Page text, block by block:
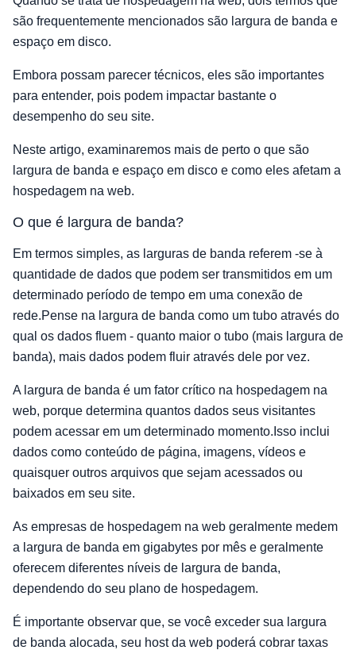
são frequentemente mencionados são largura de banda e
espaço em disco.
Embora possam parecer técnicos, eles são importantes
para entender, pois podem impactar bastante o
desempenho do seu site.
Neste artigo, examinaremos mais de perto o que são
largura de banda e espaço em disco e como eles afetam a
hospedagem na web.
O que é largura de banda?
Em termos simples, as larguras de banda referem -se à
quantidade de dados que podem ser transmitidos em um
determinado período de tempo em uma conexão de
rede.Pense na largura de banda como um tubo através do
qual os dados fluem - quanto maior o tubo (mais largura de
banda), mais dados podem fluir através dele por vez.
A largura de banda é um fator crítico na hospedagem na
web, porque determina quantos dados seus visitantes
podem acessar em um determinado momento.Isso inclui
dados como conteúdo de página, imagens, vídeos e
quaisquer outros arquivos que sejam acessados ou
baixados em seu site.
As empresas de hospedagem na web geralmente medem
a largura de banda em gigabytes por mês e geralmente
oferecem diferentes níveis de largura de banda,
dependendo do seu plano de hospedagem.
É importante observar que, se você exceder sua largura
de banda alocada, seu host da web poderá cobrar taxas